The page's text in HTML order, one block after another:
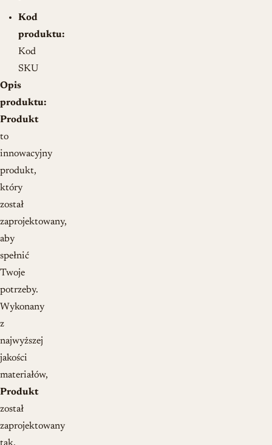
Kod
produktu:
Kod
SKU
Opis
produktu:
Produkt
to
innowacyjny
produkt,
który
został
zaprojektowany,
aby
spełnić
Twoje
potrzeby.
Wykonany
z
najwyższej
jakości
materiałów,
Produkt
został
zaprojektowany